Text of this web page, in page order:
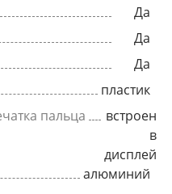
Да
Да
Да
пластик
пальца
встроен
в
дисплей
алюминий